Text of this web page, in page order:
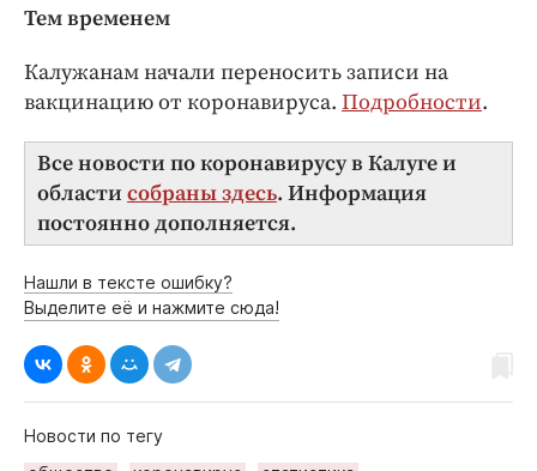
Тем временем
Калужанам начали переносить записи на
вакцинацию от коронавируса. Подробности.
Все новости по коронавирусу в Калуге и
области собраны здесь. Информация
постоянно дополняется.
Нашли в тексте ошибку?
Выделите её и нажмите сюда!
Новости по тегу